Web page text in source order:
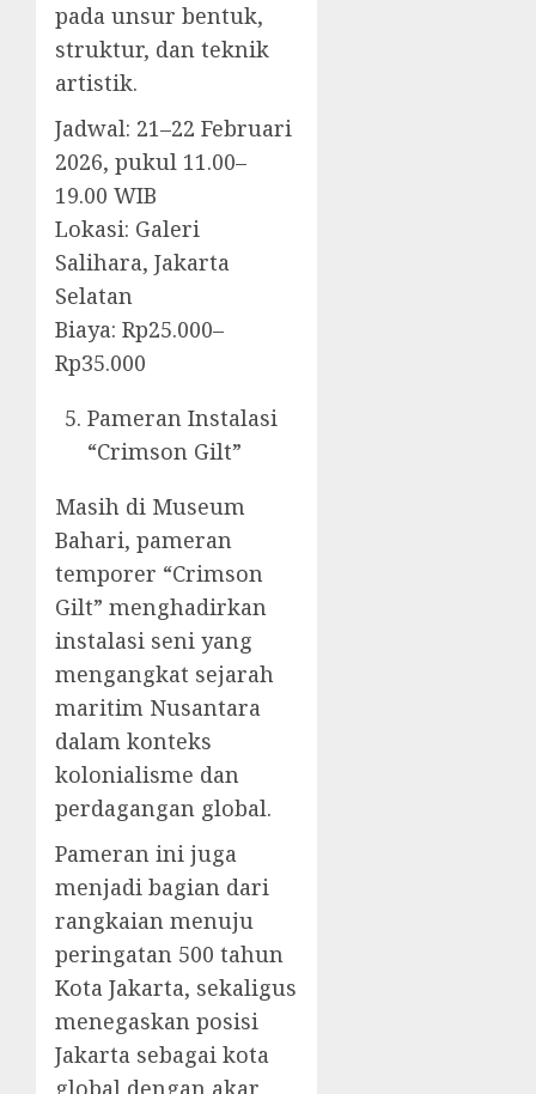
pada unsur bentuk,
struktur, dan teknik
artistik.
Jadwal: 21–22 Februari
2026, pukul 11.00–
19.00 WIB
Lokasi: Galeri
Salihara, Jakarta
Selatan
Biaya: Rp25.000–
Rp35.000
Pameran Instalasi
“Crimson Gilt”
Masih di Museum
Bahari, pameran
temporer “Crimson
Gilt” menghadirkan
instalasi seni yang
mengangkat sejarah
maritim Nusantara
dalam konteks
kolonialisme dan
perdagangan global.
Pameran ini juga
menjadi bagian dari
rangkaian menuju
peringatan 500 tahun
Kota Jakarta, sekaligus
menegaskan posisi
Jakarta sebagai kota
global dengan akar